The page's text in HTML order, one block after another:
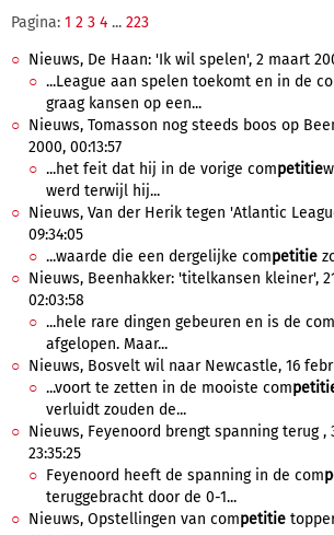
Pagina: 1 2 3 4 ... 223
Nieuws, De Haan: 'Ik wil spelen', 2 maart
...League aan spelen toekomt en in de
graag kansen op een...
Nieuws, Tomasson nog steeds boos op
2000, 00:13:57
...het feit dat hij in de vorige competitie
werd terwijl hij...
Nieuws, Van der Herik tegen 'Atlantic
09:34:05
...waarde die een dergelijke competitie
Nieuws, Beenhakker: 'titelkansen kleiner',
02:03:58
...hele rare dingen gebeuren en is de com
afgelopen. Maar...
Nieuws, Bosvelt wil naar Newcastle, 16
...voort te zetten in de mooiste com
verluidt zouden de...
Nieuws, Feyenoord brengt spanning terug ,
23:35:25
Feyenoord heeft de spanning in de com
teruggebracht door de 0-1...
Nieuws, Opstellingen van competitie